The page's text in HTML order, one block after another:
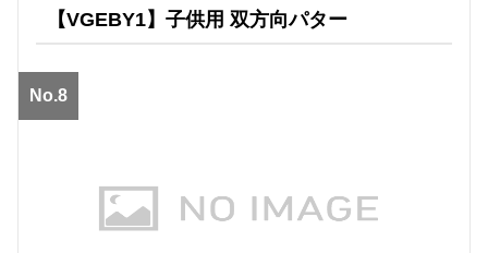
【VGEBY1】子供用 双方向パター
No.8